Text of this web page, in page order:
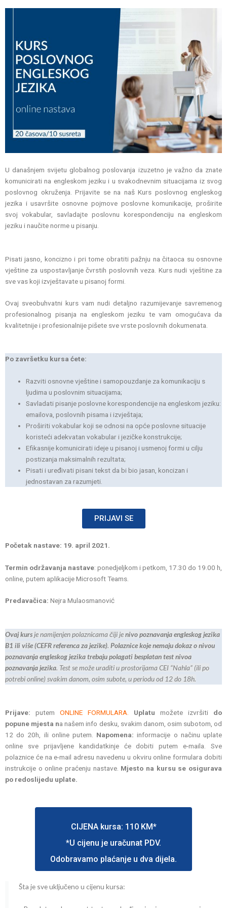
U današnjem svijetu globalnog poslovanja izuzetno je važno da znate
komunicirati na engleskom jeziku i u svakodnevnim situacijama iz svog
poslovnog okruženja. Prijavite se na naš Kurs poslovnog engleskog
jezika i usavršite osnovne pojmove poslovne komunikacije, proširite
svoj vokabular, savladajte poslovnu korespondenciju na engleskom
jeziku i naučite norme u pisanju.
Pisati jasno, koncizno i pri tome obratiti pažnju na čitaoca su osnovne
vještine za uspostavljanje čvrstih poslovnih veza. Kurs nudi vještine za
sve vas koji izvještavate u pisanoj formi.
Ovaj sveobuhvatni kurs vam nudi detaljno razumijevanje savremenog
profesionalnog pisanja na engleskom jeziku te vam omogućava da
kvalitetnije i profesionalnije pišete sve vrste poslovnih dokumenata.
Po završetku kursa ćete:
Razviti osnovne vještine i samopouzdanje za komunikaciju s
ljudima u poslovnim situacijama;
Savladati pisanje poslovne korespondencije na engleskom jeziku:
emailova, poslovnih pisama i izvještaja;
Proširiti vokabular koji se odnosi na opće poslovne situacije
koristeći adekvatan vokabular i jezičke konstrukcije;
Efikasnije komunicirati ideje u pisanoj i usmenoj formi u cilju
postizanja maksimalnih rezultata;
Pisati i uređivati pisani tekst da bi bio jasan, koncizan i
jednostavan za razumjeti.
PRIJAVI SE
Početak nastave: 19. april 2021.
Termin održavanja nastave: ponedjeljkom i petkom, 17.30 do 19.00 h,
online, putem aplikacije Microsoft Teams.
Predavačica: Nejra Mulaosmanović
Ovaj kursje namijenjen polaznicama čiji jenivo poznavanja engleskog jezika
B1 ili više (CEFR referenca za jezike). Polaznice koje nemaju dokaz o nivou
poznavanja engleskog jezika trebaju polagati besplatan test nivoa
poznavanja jezika. Test se može uraditi u prostorijama CEI “Nahla” (ili po
potrebi online) svakim danom, osim subote, u periodu od 12 do 18h.
Prijave: putem ONLINE FORMULARA. Uplatu možete izvršiti do
popune mjesta na našem info desku, svakim danom, osim subotom, od
12 do 20h, ili online putem. Napomena: informacije o načinu uplate
online sve prijavljene kandidatkinje će dobiti putem e-maila. Sve
polaznice će na e-mail adresu navedenu u okviru online formulara dobiti
instrukcije o online praćenju nastave. Mjesto na kursu se osigurava
po redoslijedu uplate.
CIJENA kursa: 110 KM*
*U cijenu je uračunat PDV.
Odobravamo plaćanje u dva dijela.
Šta je sve uključeno u cijenu kursa: